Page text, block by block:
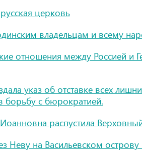
церковь
владельцам и всему
отношения между Россией и
указ об отставке всех
борьбу с бюрократией.
распустила
Неву на Васильевском острову